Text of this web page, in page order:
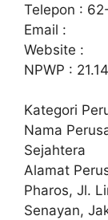
Telepon :
Email :
Website :
NPWP :
Kategori
Nama
Sejahtera
Alamat
Pharos, Jl.
Senayan,